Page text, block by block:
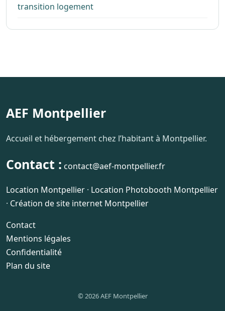
transition logement
AEF Montpellier
Accueil et hébergement chez l’habitant à Montpellier.
Contact : contact@aef-montpellier.fr
Location Montpellier · Location Photobooth Montpellier
· Création de site internet Montpellier
Contact
Mentions légales
Confidentialité
Plan du site
© 2026 AEF Montpellier